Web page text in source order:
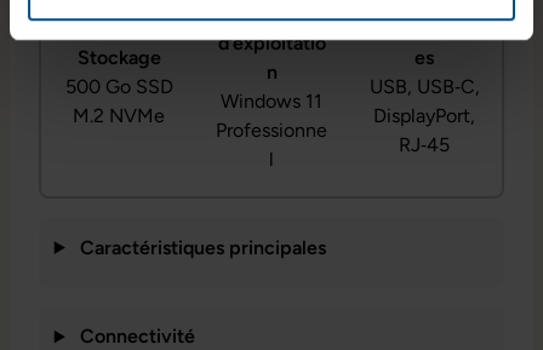
Stockage
500 Go SSD
M.2 NVMe
Système
d’exploitatio
n
Windows 11
Professionne
l
Connectiqu
es
USB, USB‑C,
DisplayPort,
RJ‑45
Caractéristiques principales
Connectivité